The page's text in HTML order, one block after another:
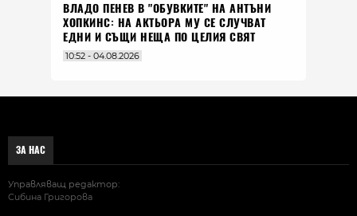
ВЛАДO ПЕНЕВ В "ОБУВКИТЕ" НА АНТЪНИ
ХОПКИНС: НА АКТЬОРА МУ СЕ СЛУЧВАТ
ЕДНИ И СЪЩИ НЕЩА ПО ЦЕЛИЯ СВЯТ
10:52 - 04.08.2026
ЗА НАС
Управляващ редактор:
Сибина Григорова